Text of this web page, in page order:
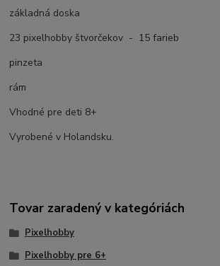
základná doska
23 pixelhobby štvorčekov - 15 farieb
pinzeta
rám
Vhodné pre deti 8+
Vyrobené v Holandsku.
Tovar zaradený v kategóriách
Pixelhobby
Pixelhobby pre 6+